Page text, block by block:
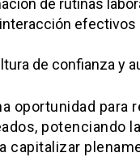
de rutinas
efectivos
de confianza y
oportunidad para
potenciando
capitalizar